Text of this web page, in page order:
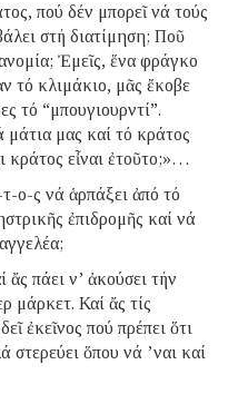
πού δέν μπορεῖ νά τούς
στή διατίμηση; Ποῦ
Ἐμεῖς, ἕνα φράγκο
τό κλιμάκιο, μᾶς ἔκοβε
τό “μπουγιουρντί”.
μας καί τό κράτος
εἶναι ἐτοῦτο;»…
ο-ς νά ἁρπάξει ἀπό τό
ἐπιδρομῆς καί νά
πάει ν’ ἀκούσει τήν
μάρκετ. Καί ἄς τίς
ἐκεῖνος πού πρέπει ὅτι
στερεύει ὅπου νά ’ναι καί